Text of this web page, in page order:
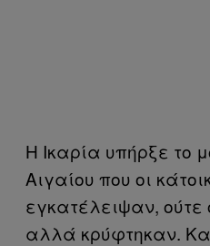
Η Ικαρία υπήρξε το
Αιγαίου που οι
εγκατέλειψαν,
αλλά κρύφτηκαν.